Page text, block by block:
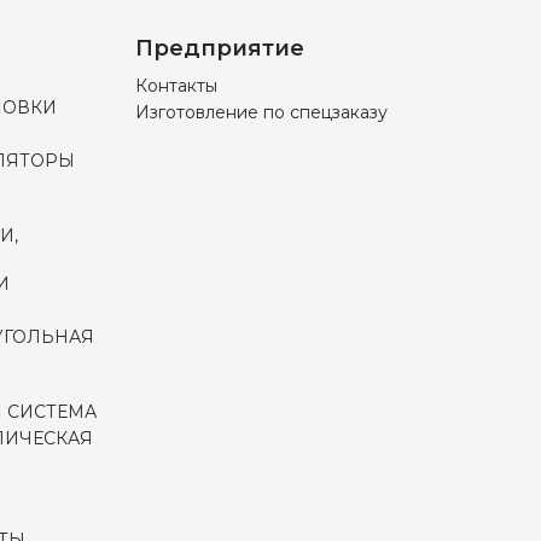
СИСТЕМА
Предприятие
Контакты
Изготовление по спецзаказу